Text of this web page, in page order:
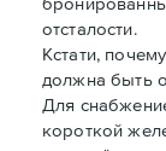
отсталости.
Кстати,
должна быть
Для
короткой